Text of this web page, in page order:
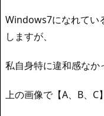
Windows7になれてい
しますが、
私自身特に違和感なか
上の画像で【A、B、C